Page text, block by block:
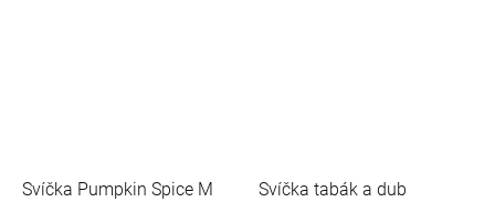
Svíčka Pumpkin Spice M Svíčka tabák a dub